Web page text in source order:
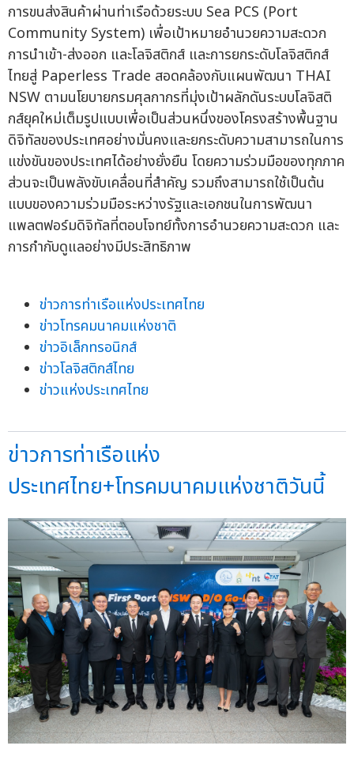
การขนส่งสินค้าผ่านท่าเรือด้วยระบบ Sea PCS (Port
Community System) เพื่อเป้าหมายอำนวยความสะดวก
การนำเข้า-ส่งออก และโลจิสติกส์ และการยกระดับโลจิสติกส์
ไทยสู่ Paperless Trade สอดคล้องกับแผนพัฒนา THAI
NSW ตามนโยบายกรมศุลกากรที่มุ่งเป้าผลักดันระบบโลจิสติ
กส์ยุคใหม่เต็มรูปแบบเพื่อเป็นส่วนหนึ่งของโครงสร้างพื้นฐาน
ดิจิทัลของประเทศอย่างมั่นคงและยกระดับความสามารถในการ
แข่งขันของประเทศได้อย่างยั่งยืน โดยความร่วมมือของทุกภาค
ส่วนจะเป็นพลังขับเคลื่อนที่สำคัญ รวมถึงสามารถใช้เป็นต้น
แบบของความร่วมมือระหว่างรัฐและเอกชนในการพัฒนา
แพลตฟอร์มดิจิทัลที่ตอบโจทย์ทั้งการอำนวยความสะดวก และ
การกำกับดูแลอย่างมีประสิทธิภาพ
ข่าวการท่าเรือแห่งประเทศไทย
ข่าวโทรคมนาคมแห่งชาติ
ข่าวอิเล็กทรอนิกส์
ข่าวโลจิสติกส์ไทย
ข่าวแห่งประเทศไทย
ข่าวการท่าเรือแห่ง
ประเทศไทย+โทรคมนาคมแห่งชาติวันนี้